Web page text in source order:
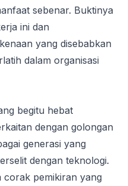
sebenar. Buktinya
ini dan
yang disebabkan
dalam organisasi
begitu hebat
dengan golongan
generasi yang
dengan teknologi.
corak pemikiran yang